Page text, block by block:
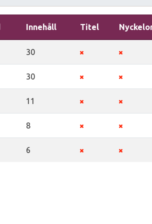
Innehåll Titel
30
30
11
8
6